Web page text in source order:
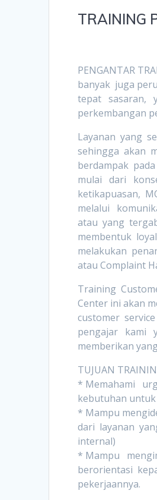
TRAINING
PENGANTAR
banyak juga
tepat sasaran,
perkembangan
Layanan yang
sehingga akan
berdampak
mulai dari
ketikapuasan,
melalui
atau yang
membentuk
melakukan
atau Complaint
Training
Center ini akan
customer
pengajar kami
memberikan
TUJUAN
* Memahami
kebutuhan
* Mampu
dari layanan
internal)
* Mampu
berorientasi
pekerjaannya.